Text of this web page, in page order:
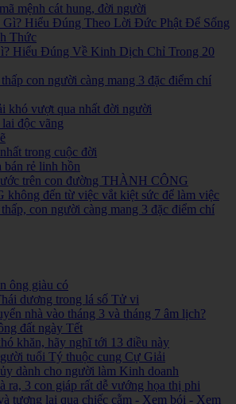
mệnh cát hung, đời người
Gì? Hiểu Đúng Theo Lời Đức Phật Để Sống
Thức
Hiểu Đúng Về Kinh Dịch Chỉ Trong 20
con người càng mang 3 đặc điểm chí
khó vượt qua nhất đời người
độc vãng
trong cuộc đời
rẻ linh hồn
trên con đường THÀNH CÔNG
đến từ việc vắt kiệt sức để làm việc
con người càng mang 3 đặc điểm chí
ông giàu có
dương trong lá số Tử vi
nhà vào tháng 3 và tháng 7 âm lịch?
đất ngày Tết
khăn, hãy nghĩ tới 13 điều này
tuổi Tý thuộc cung Cự Giải
dành cho người làm Kinh doanh
ra, 3 con giáp rất dễ vướng họa thị phi
tương lai qua chiếc cằm - Xem bói - Xem